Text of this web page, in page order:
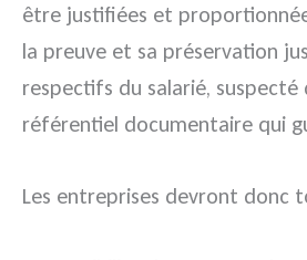
être justifiées et
la preuve et sa préservation
respectifs du salarié,
référentiel documentaire qui
Les entreprises devront donc